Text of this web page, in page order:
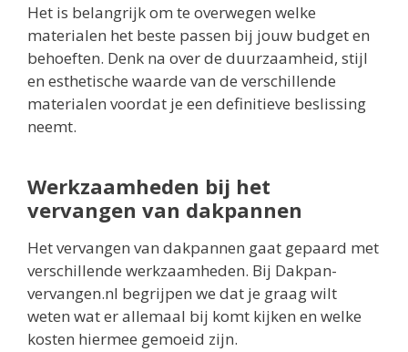
Het is belangrijk om te overwegen welke
materialen het beste passen bij jouw budget en
behoeften. Denk na over de duurzaamheid, stijl
en esthetische waarde van de verschillende
materialen voordat je een definitieve beslissing
neemt.
Werkzaamheden bij het
vervangen van dakpannen
Het vervangen van dakpannen gaat gepaard met
verschillende werkzaamheden. Bij Dakpan-
vervangen.nl begrijpen we dat je graag wilt
weten wat er allemaal bij komt kijken en welke
kosten hiermee gemoeid zijn.